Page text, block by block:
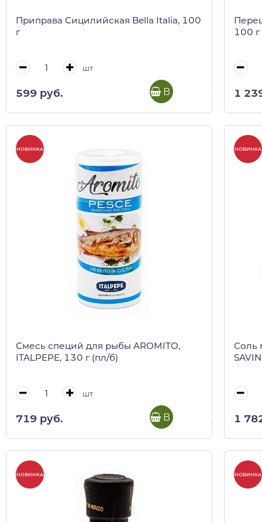
Приправа Сицилийская Bella Italia, 100
г
шт
599 руб. В корзину
100 г
1
НОВИНКА
Смесь специй для рыбы AROMITO,
ITALPEPE, 130 г (пл/б)
шт
719 руб. В корзину
НОВИНКА
Соль
1
НОВИНКА НОВИНКА